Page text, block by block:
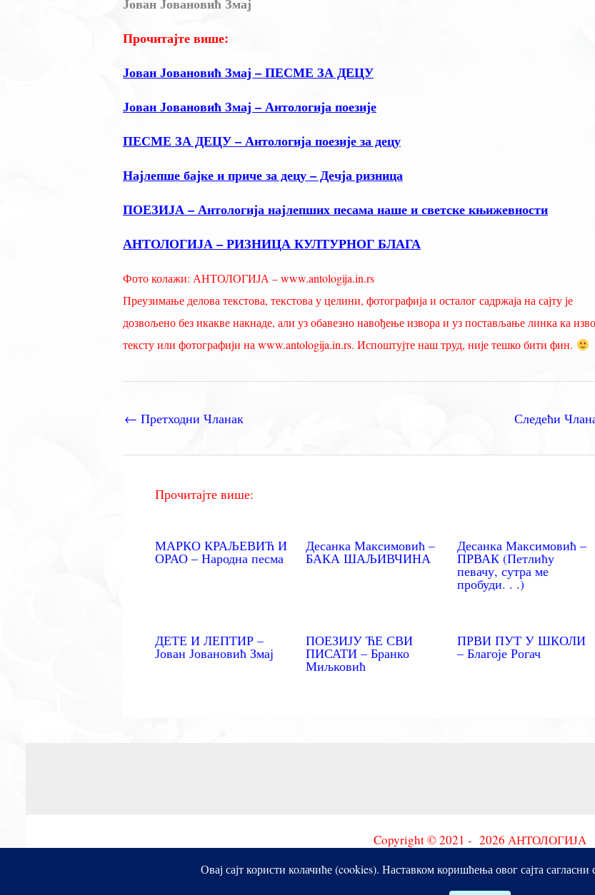
Прочитајте више:
Јован Јовановић Змај – ПЕСМЕ ЗА ДЕЦУ
Јован Јовановић Змај – Антологија поезије
ПЕСМЕ ЗА ДЕЦУ – Антологија поезије за децу
Најлепше бајке и приче за децу – Дечја ризница
ПОЕЗИЈА – Антологија најлепших песама наше и светске књижевности
АНТОЛОГИЈА – РИЗНИЦА КУЛТУРНОГ БЛАГА
Фото колажи: АНТОЛОГИЈА – www.antologija.in.rs
Преузимање делова текстова, текстова у целини, фотографија и осталог садржаја на сајту је
дозвољено без икакве накнаде, али уз обавезно навођење извора и уз постављање линка ка
тексту или фотографији на www.antologija.in.rs. Испоштујте наш труд, није тешко бити фин.
← Претходни Чланак Следећи
Прочитајте више:
МАРКО КРАЉЕВИЋ И
ОРАО – Народна песма
Десанка Максимовић –
БАКА ШАЉИВЧИНА
Десанка Максимовић –
ПРВАК (Петлићу
певачу, сутра ме
пробуди. . .)
ДЕТЕ И ЛЕПТИР –
Јован Јовановић Змај
ПОЕЗИЈУ ЋЕ СВИ
ПИСАТИ – Бранко
Миљковић
ПРВИ ПУТ У ШКОЛИ
– Благоје Рогач
Copyright © 2021 - 2026 АНТОЛОГИЈА
Овај сајт користи колачиће (cookies). Наставком коришћења овог сајта